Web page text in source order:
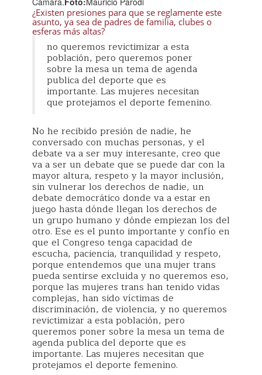
¿Existen presiones para que se reglamente este
asunto, ya sea de padres de familia, clubes o
esferas más altas?
no queremos revictimizar a esta
población, pero queremos poner
sobre la mesa un tema de agenda
publica del deporte que es
importante. Las mujeres necesitan
que protejamos el deporte femenino.
No he recibido presión de nadie, he
conversado con muchas personas, y el
debate va a ser muy interesante, creo que
va a ser un debate que se puede dar con la
mayor altura, respeto y la mayor inclusión,
sin vulnerar los derechos de nadie, un
debate democrático donde va a estar en
juego hasta dónde llegan los derechos de
un grupo humano y dónde empiezan los del
otro. Ese es el punto importante y confío en
que el Congreso tenga capacidad de
escucha, paciencia, tranquilidad y respeto,
porque entendemos que una mujer trans
pueda sentirse excluida y no queremos eso,
porque las mujeres trans han tenido vidas
complejas, han sido víctimas de
discriminación, de violencia, y no queremos
revictimizar a esta población, pero
queremos poner sobre la mesa un tema de
agenda publica del deporte que es
importante. Las mujeres necesitan que
protejamos el deporte femenino.